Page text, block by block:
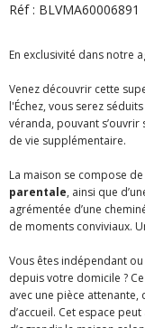
Réf : BLVMA60006891
En exclusivité dans notre
Venez découvrir cette
l'Échez, vous serez
véranda, pouvant
de vie supplémentaire.
La maison se compose de
parentale, ainsi que
agrémentée d’une
de moments conviviaux.
Vous êtes indépendant
depuis votre domicile ?
avec une pièce
d’accueil. Cet espace